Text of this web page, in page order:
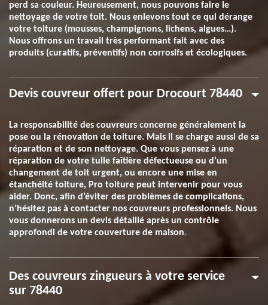
perd sa couleur. Heureusement, nous pouvons faire le
nettoyage de votre toit. Nous enlevons tout ce qui dérange
votre toiture (mousses, champignons, lichens, algues…).
Nous offrons un travail très performant fait avec des
produits (curatifs, préventifs) non corrosifs et écologiques.
Devis couvreur offert pour Drocourt 78440
La responsabilité des couvreurs concerne généralement la
pose ou la rénovation de toiture. Mais il se charge aussi de sa
réparation et de son nettoyage. Que vous pensez à une
réparation de votre tuile faîtière défectueuse ou d’un
changement de toit urgent, ou encore une mise en
étanchéité toiture, Pro toiture peut intervenir pour vous
aider. Donc, afin d’éviter des problèmes de complications,
n’hésitez pas à contacter nos couvreurs professionnels. Nous
vous donnerons un devis détaillé après un contrôle
approfondi de votre couverture de maison.
Des couvreurs zingueurs à votre service
sur 78440